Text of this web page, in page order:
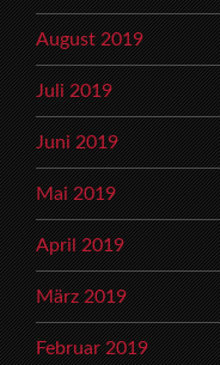
August 2019
Juli 2019
Juni 2019
Mai 2019
April 2019
März 2019
Februar 2019